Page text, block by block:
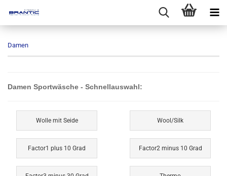
Damen
Damen Sportwäsche - Schnellauswahl:
Wolle mit Seide Wool/Silk
Factor1 plus 10 Grad Factor2 minus 10 Grad